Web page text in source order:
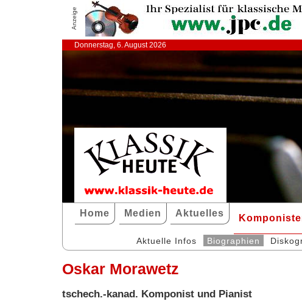
Anzeige
Donnerstag, 6. August 2026
Home Medien Aktuelles
Aktuelle Infos Biographien
Oskar Morawetz
tschech.-kanad. Komponist und Pianist